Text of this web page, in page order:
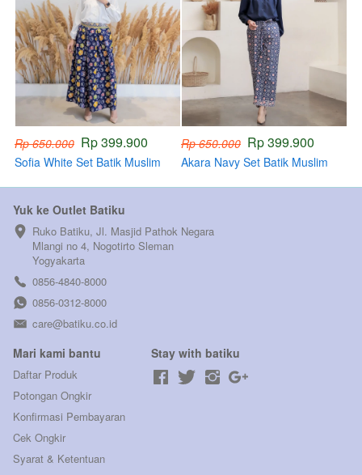
Rp 650.000 Rp 399.900
Sofia White Set Batik Muslim
Rp 650.000 Rp 399.900
Akara Navy Set Batik Muslim
Yuk ke Outlet Batiku
Ruko Batiku, Jl. Masjid Pathok Negara
Mlangi no 4, Nogotirto Sleman
Yogyakarta
0856-4840-8000
0856-0312-8000
care@batiku.co.id
Mari kami bantu
Daftar Produk
Potongan Ongkir
Konfirmasi Pembayaran
Cek Ongkir
Syarat & Ketentuan
Stay with batiku